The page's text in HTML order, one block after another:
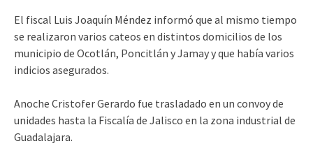
El fiscal Luis Joaquín Méndez informó que al mismo tiempo
se realizaron varios cateos en distintos domicilios de los
municipio de Ocotlán, Poncitlán y Jamay y que había varios
indicios asegurados.
Anoche Cristofer Gerardo fue trasladado en un convoy de
unidades hasta la Fiscalía de Jalisco en la zona industrial de
Guadalajara.